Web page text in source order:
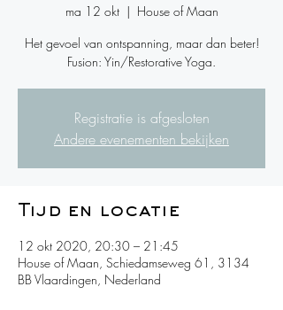
ma 12 okt
  |
House of Maan
Het gevoel van ontspanning, maar dan beter!
Fusion: Yin/Restorative Yoga.
Registratie is afgesloten
Andere evenementen bekijken
Tijd en locatie
12 okt 2020, 20:30 – 21:45
House of Maan, Schiedamseweg 61, 3134
BB Vlaardingen, Nederland